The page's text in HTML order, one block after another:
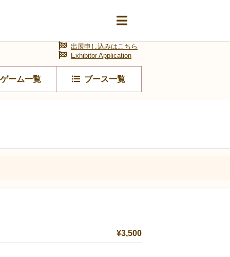
ゲーム一覧 ブース一覧
出展申し込みはこちら
Exhibitor Application
¥3,500